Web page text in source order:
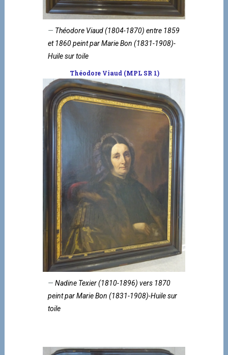
Théodore Viaud (1804-1870) entre 1859
et 1860 peint par Marie Bon (1831-1908)-
Huile sur toile
Théodore Viaud (MPL SR 1)
Nadine Texier (1810-1896) vers 1870
peint par Marie Bon (1831-1908)-Huile sur
toile